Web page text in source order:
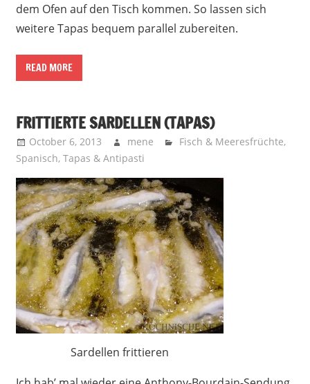
dem Ofen auf den Tisch kommen. So lassen sich
weitere Tapas bequem parallel zubereiten.
READ MORE
FRITTIERTE SARDELLEN (TAPAS)
October 6, 2013 mene Fisch & Meeresfrüchte,
Spanisch, Tapas & Antipasti
Sardellen frittieren